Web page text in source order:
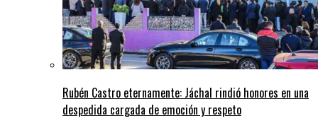
Rubén Castro eternamente: Jáchal rindió honores en una
despedida cargada de emoción y respeto